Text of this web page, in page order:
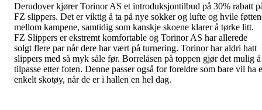
Derudoverkjører Torinor AS et introduksjontilbud på 30% rabatt
FZ slippers. Det er viktig å ta på nye sokker og lufte og hvile
mellom kampene, samtidig som kanskje skoene klarer å tørke litt.
FZ Slippers er ekstremt komfortable og Torinor AS har allerede
solgt flere par når dere har vært på turnering. Torinor har aldri hatt
slippers med så myk såle før. Borrelåsen på toppen gjør det mulig å
tilpasse etter foten. Denne passer også for foreldre som bare vil ha
enkelt skotøy, når de er i hallen en hel dag.